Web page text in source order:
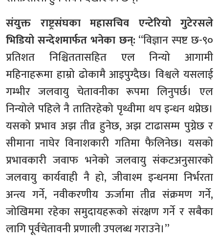
संयुक्त राष्ट्रसंघका महासचिव एन्टेरियो गुटेरसले
भिडियो सन्देशमार्फत भनेका छन्: “विज्ञान स्पष्ट छ-९०
प्रतिशत निश्चिततासहित एल निन्यो आगामी
महिनाहरूमा हाम्रो ढोकामै आइपुग्दैछ। विश्वले यसलाई
गम्भीर जलवायु चेतावनीका रूपमा लिनुपर्छ। एल
निन्योले पहिले नै तातिरहेको पृथ्वीमा थप इन्धन थप्नेछ।
यसको प्रभाव अझ तीव्र हुनेछ, अझ टाढासम्म पुग्नेछ र
सीमाना नाघेर विनाशकारी गतिमा फैलिनेछ। यसको
प्रभावकारी जवाफ भनेको जलवायु संकटअनुसारको
जलवायु कार्यवाही नै हो, जीवाश्म इन्धनमा निर्भरता
अन्त्य गर्ने, नवीकरणीय ऊर्जामा तीव्र संक्रमण गर्ने,
जोखिममा रहेका समुदायहरूको संरक्षण गर्ने र सबैका
लागि पूर्वचेतावनी प्रणाली उपलब्ध गराउने।”